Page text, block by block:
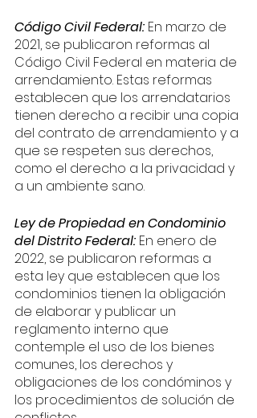
Código Civil Federal: En marzo de
2021, se publicaron reformas al
Código Civil Federal en materia de
arrendamiento. Estas reformas
establecen que los arrendatarios
tienen derecho a recibir una copia
del contrato de arrendamiento y a
que se respeten sus derechos,
como el derecho a la privacidad y
a un ambiente sano.
Ley de Propiedad en Condominio
del Distrito Federal: En enero de
2022, se publicaron reformas a
esta ley que establecen que los
condominios tienen la obligación
de elaborar y publicar un
reglamento interno que
contemple el uso de los bienes
comunes, los derechos y
obligaciones de los condóminos y
los procedimientos de solución de